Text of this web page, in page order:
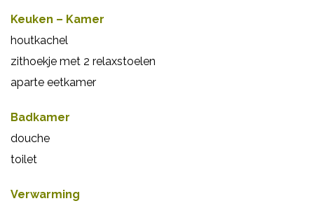
Keuken – Kamer
houtkachel
zithoekje met 2 relaxstoelen
aparte eetkamer
Badkamer
douche
toilet
Verwarming